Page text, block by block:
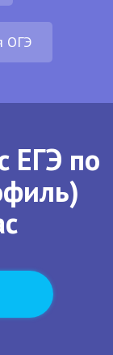
ОГЭ
ЕГЭ по